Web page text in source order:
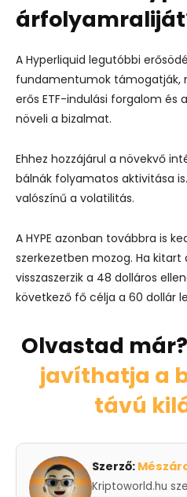
A Hyperliquid legutóbbi
fundamentumok támogatják,
erős ETF-indulási forgalom és
növeli a bizalmat.
Ehhez hozzájárul a növekvő
bálnák folyamatos aktivitása
valószínű a volatilitás.
A HYPE azonban továbbra is
szerkezetben mozog. Ha kitart
visszaszerzik a 48 dolláros
következő fő célja a 60 dollár
Olvastad már?
javíthatja a
távú
Szerző:
Kriptoworld.hu